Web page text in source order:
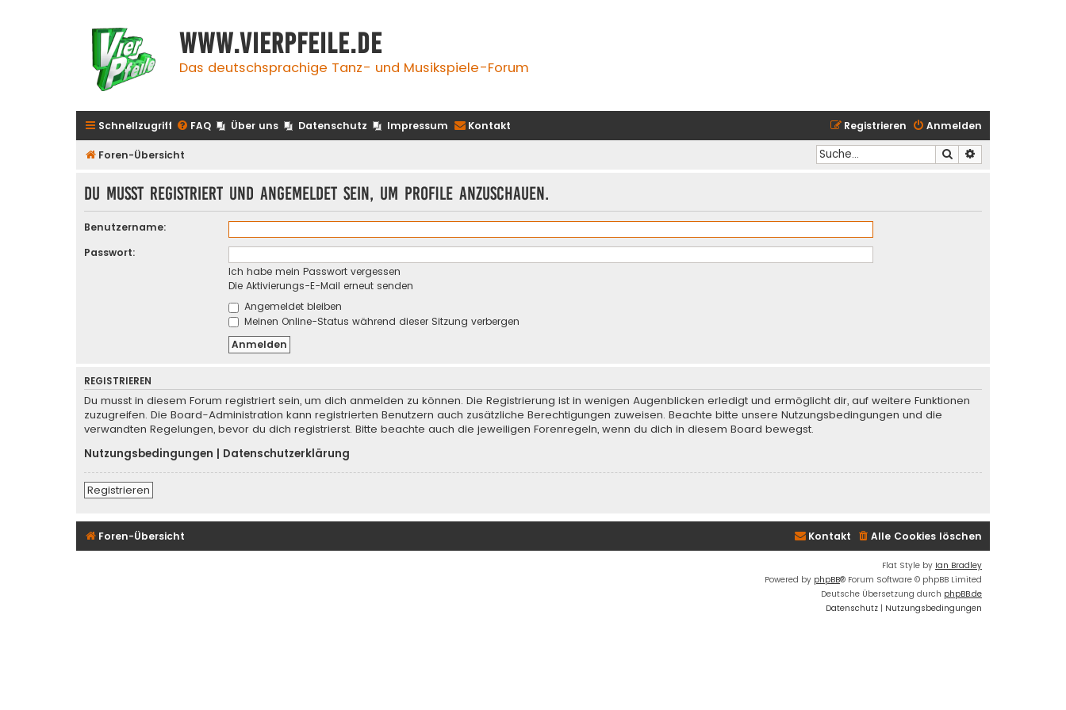
www.vierpfeile.de
Das deutschsprachige Tanz- und Musikspiele-Forum
Schnellzugriff FAQ Über uns Datenschutz Impressum Kontakt Anmelden
Registrieren
Foren-Übersicht Suche
Du musst registriert und angemeldet sein, um Profile anzuschauen.
Benutzername:
Passwort:
Ich habe mein Passwort vergessen
Die Aktivierungs-E-Mail erneut senden
Angemeldet bleiben
Meinen Online-Status während dieser Sitzung verbergen
REGISTRIEREN
Du musst in diesem Forum registriert sein, um dich anmelden zu können. Die Registrierung ist in wenigen Augenblicken erledigt und ermöglicht dir, auf weitere Funktionen
zuzugreifen. Die Board-Administration kann registrierten Benutzern auch zusätzliche Berechtigungen zuweisen. Beachte bitte unsere Nutzungsbedingungen und die
verwandten Regelungen, bevor du dich registrierst. Bitte beachte auch die jeweiligen Forenregeln, wenn du dich in diesem Board bewegst.
Nutzungsbedingungen
Datenschutzerklärung
Registrieren
Foren-Übersicht Alle Cookies löschen
Kontakt
Flat Style by Ian Bradley
Powered by phpBB® Forum Software © phpBB Limited
Deutsche Übersetzung durch phpBB.de
Datenschutz | Nutzungsbedingungen